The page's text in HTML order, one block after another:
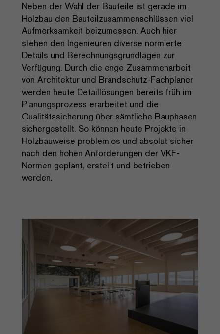
Neben der Wahl der Bauteile ist gerade im
Holzbau den Bauteilzusammenschlüssen viel
Aufmerksamkeit beizumessen. Auch hier
stehen den Ingenieuren diverse normierte
Details und Berechnungsgrundlagen zur
Verfügung. Durch die enge Zusammenarbeit
von Architektur und Brandschutz-Fachplaner
werden heute Detaillösungen bereits früh im
Planungsprozess erarbeitet und die
Qualitätssicherung über sämtliche Bauphasen
sichergestellt. So können heute Projekte in
Holzbauweise problemlos und absolut sicher
nach den hohen Anforderungen der VKF-
Normen geplant, erstellt und betrieben
werden.